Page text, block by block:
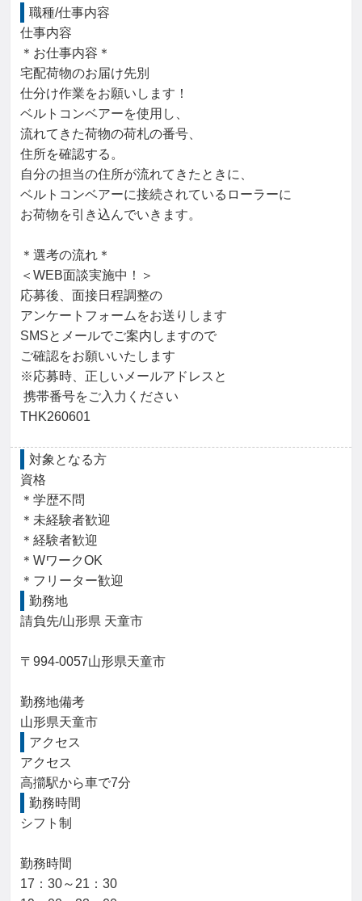
職種/仕事内容
仕事内容
＊お仕事内容＊
宅配荷物のお届け先別
仕分け作業をお願いします！
ベルトコンベアーを使用し、
流れてきた荷物の荷札の番号、
住所を確認する。
自分の担当の住所が流れてきたときに、
ベルトコンベアーに接続されているローラーに
お荷物を引き込んでいきます。
＊選考の流れ＊
＜WEB面談実施中！＞
応募後、面接日程調整の
アンケートフォームをお送りします
SMSとメールでご案内しますので
ご確認をお願いいたします
※応募時、正しいメールアドレスと
THK260601
対象となる方
資格
＊学歴不問
＊未経験者歓迎
＊経験者歓迎
＊WワークOK
＊フリーター歓迎
勤務地
請負先/山形県 天童市
〒994-0057山形県天童市
勤務地備考
山形県天童市
アクセス
アクセス
高擶駅から車で7分
勤務時間
シフト制
勤務時間
17：30～21：30